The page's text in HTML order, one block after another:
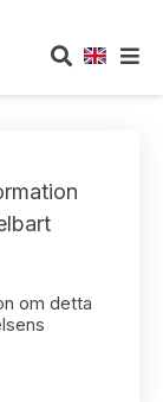
och vissa
om detta